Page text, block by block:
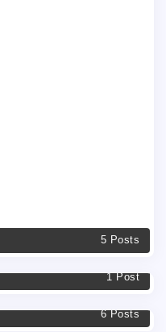
5 Posts
1 Post
6 Posts